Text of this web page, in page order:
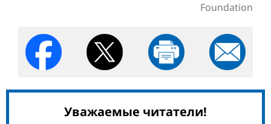
Foundation
Уважаемые читатели!